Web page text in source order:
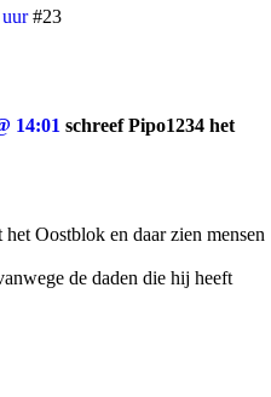
#23
14:01 schreef Pipo1234 het
Oostblok en daar zien mensen
de daden die hij heeft